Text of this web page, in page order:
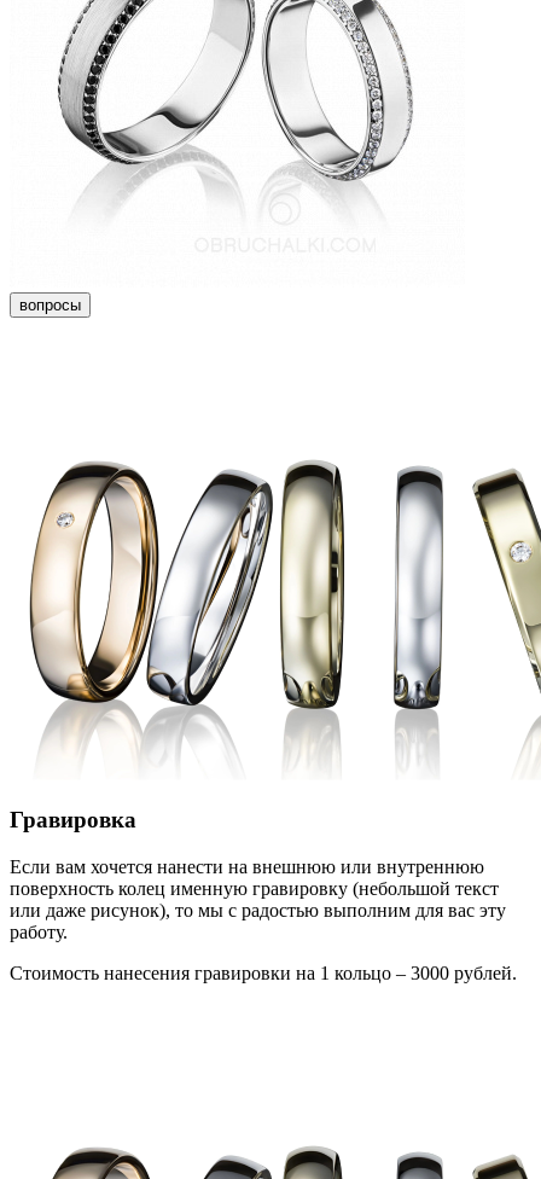
вопросы
Гравировка
Если вам хочется нанести на внешнюю или внутреннюю
поверхность колец именную гравировку (небольшой текст
или даже рисунок), то мы с радостью выполним для вас эту
работу.
Стоимость нанесения гравировки на 1 кольцо – 3000 рублей.